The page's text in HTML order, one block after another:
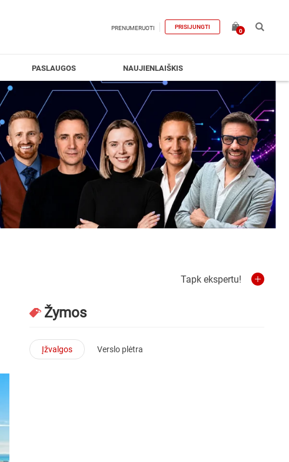
PRENUMERUOTI PRISIJUNGTI
0
PASLAUGOS NAUJIENLAIŠKIS
Tapk ekspertu!
Žymos
Įžvalgos Verslo plėtra